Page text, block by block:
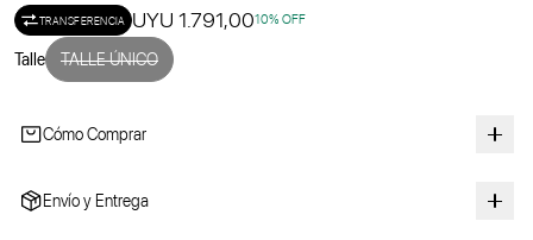
TRANSFERENCIA UYU 1.791,0010% OFF
Talle TALLE ÚNICO
Cómo Comprar
Envío y Entrega